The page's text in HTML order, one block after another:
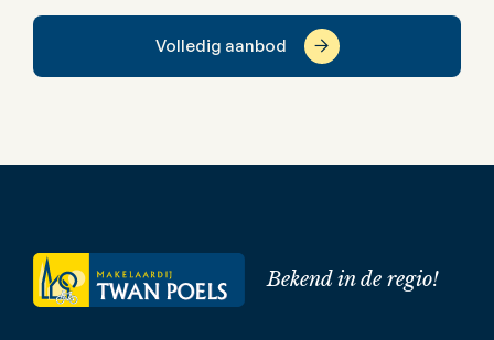
Volledig aanbod
Bekend in de regio!